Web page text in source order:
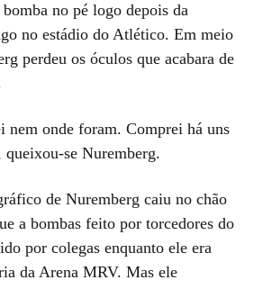
no pé logo depois da
no estádio do Atlético. Em meio
perdeu os óculos que acabara de
nem onde foram. Comprei há uns
se Nuremberg.
de Nuremberg caiu no chão
a bombas feito por torcedores do
por colegas enquanto ele era
da Arena MRV. Mas ele